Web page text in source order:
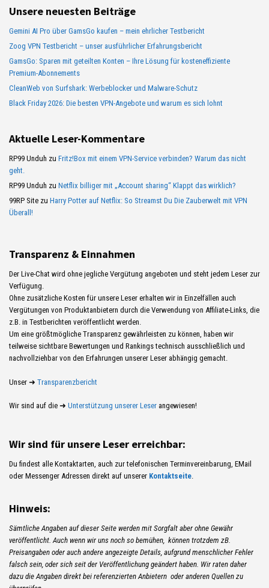
Unsere neuesten Beiträge
Gemini AI Pro über GamsGo kaufen – mein ehrlicher Testbericht
Zoog VPN Testbericht – unser ausführlicher Erfahrungsbericht
GamsGo: Sparen mit geteilten Konten – Ihre Lösung für kosteneffiziente
Premium-Abonnements
CleanWeb von Surfshark: Werbeblocker und Malware-Schutz
Black Friday 2026: Die besten VPN-Angebote und warum es sich lohnt
Aktuelle Leser-Kommentare
RP99 Unduh zu Fritz!Box mit einem VPN-Service verbinden? Warum das nicht
geht.
RP99 Unduh zu Netflix billiger mit „Account sharing“ Klappt das wirklich?
99RP Site zu Harry Potter auf Netflix: So Streamst Du Die Zauberwelt mit VPN
Überall!
Transparenz & Einnahmen
Der Live-Chat wird ohne jegliche Vergütung angeboten und steht jedem Leser zur
Verfügung.
Ohne zusätzliche Kosten für unsere Leser erhalten wir in Einzelfällen auch
Vergütungen von Produktanbietern durch die Verwendung von Affiliate-Links, die
z.B. in Testberichten veröffentlicht werden.
Um eine größtmögliche Transparenz gewährleisten zu können, haben wir
teilweise sichtbare Bewertungen und Rankings technisch ausschließlich und
nachvollziehbar von den Erfahrungen unserer Leser abhängig gemacht.
Unser ➜ Transparenzbericht
Wir sind auf die ➜ Unterstützung unserer Leser angewiesen!
Wir sind für unsere Leser erreichbar:
Du findest alle Kontaktarten, auch zur telefonischen Terminvereinbarung, EMail
oder Messenger Adressen direkt auf unserer Kontaktseite.
Hinweis:
Sämtliche Angaben auf dieser Seite werden mit Sorgfalt aber ohne Gewähr
veröffentlicht. Auch wenn wir uns noch so bemühen, können trotzdem zB.
Preisangaben oder auch andere angezeigte Details, aufgrund menschlicher Fehler
falsch sein, oder sich seit der Veröffentlichung geändert haben. Wir raten daher
dazu die Angaben direkt bei referenzierten Anbietern oder anderen Quellen zu